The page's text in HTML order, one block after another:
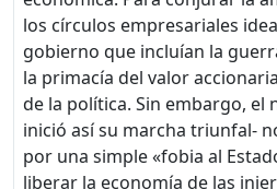
los círculos empresariales
gobierno que incluían la
la primacía del valor
de la política. Sin embargo, el
inició así su marcha triunfal-
por una simple «fobia al
liberar la economía de las